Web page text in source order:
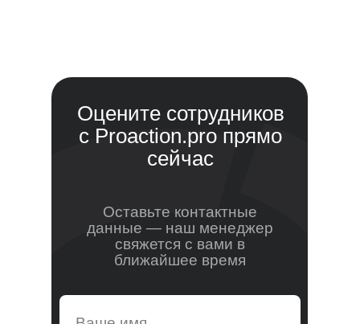
Оставьте контактные
данные — наш менеджер
свяжется с вами в
ближайшее время
Оцените сотрудников
с Proaction.pro прямо
сейчас